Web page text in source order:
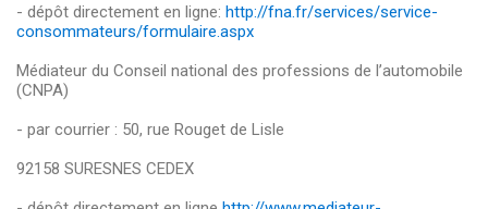
- dépôt directement en ligne: http://fna.fr/services/service-
consommateurs/formulaire.aspx
Médiateur du Conseil national des professions de l’automobile
(CNPA)
- par courrier : 50, rue Rouget de Lisle
92158 SURESNES CEDEX